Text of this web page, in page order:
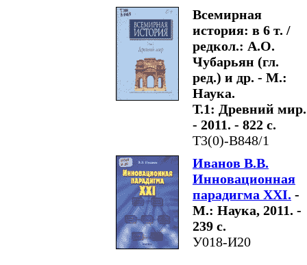
Всемирная
история: в 6 т. /
редкол.: А.О.
Чубарьян (гл.
ред.) и др. - М.:
Наука.
Т.1: Древний мир.
- 2011. - 822 с.
Т3(0)-В848/1
Иванов В.В.
Инновационная
парадигма XXI. -
М.: Наука, 2011. -
239 с.
У018-И20